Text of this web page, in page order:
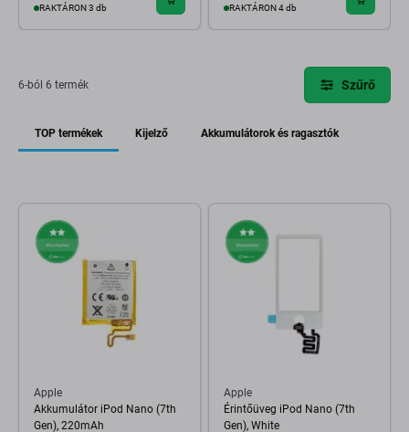
RAKTÁRON 3 db RAKTÁRON 4 db
6-ból 6 termék Szűrő
TOP termékek Kijelző Akkumulátorok és ragasztók
Apple
Akkumulátor iPod Nano (7th
Gen), 220mAh
Apple
Érintőüveg iPod Nano (7th
Gen), White